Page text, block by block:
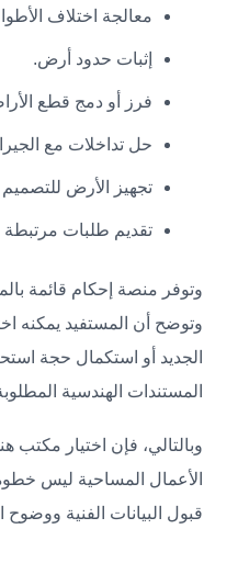
معالجة اختلاف
إثبات حدود أرض.
فرز أو دمج قطع
حل تداخلات مع
تجهيز الأرض للتصميم
تقديم طلبات مرتبطة
وتوفر منصة إحكام قائمة
وتوضح أن المستفيد يمكنه
الجديد أو استكمال حجة
المستندات الهندسية
وبالتالي، فإن اختيار
الأعمال المساحية ليس
قبول البيانات الفنية